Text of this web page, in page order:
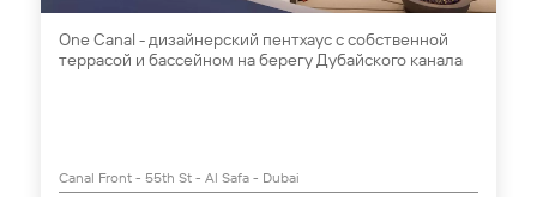
One Canal - дизайнерский пентхаус c собственной
террасой и бассейном на берегу Дубайского канала
Canal Front - 55th St - Al Safa - Dubai